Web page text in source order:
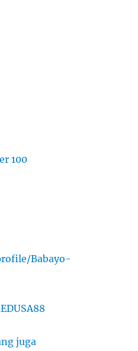
100
Babayo-
juga